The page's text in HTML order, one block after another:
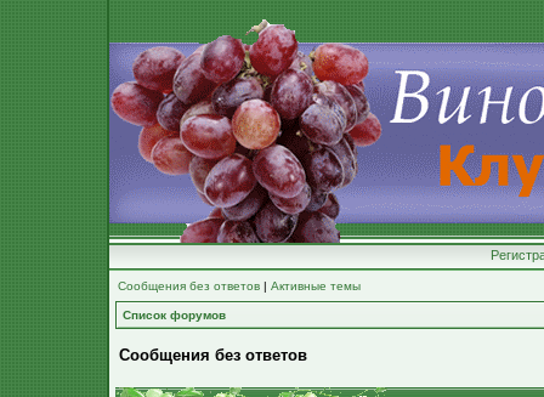
Сообщения без ответов | Активные темы
Список форумов
Сообщения без ответов